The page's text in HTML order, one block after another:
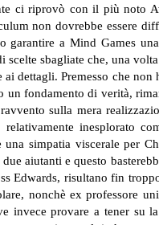
ci riprovò con il più noto
non dovrebbe essere
a Mind Games
scelte sbagliate che, una
dettagli. Premesso che
fondamento di verità,
sulla mera
inesplorato
simpatia viscerale per
aiutanti e questo
Edwards, risultano fin
nonchè ex professore
invece provare a tener su